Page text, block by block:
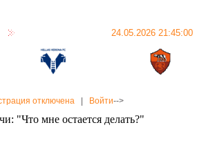
24.05.2026 21:45:00
отключена Войти-->
"Что мне остается делать?"